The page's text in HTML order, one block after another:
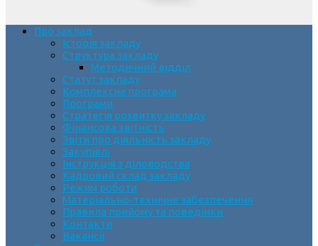
Про заклад
Історія закладу
Структура закладу
Методичний відділ
Статут закладу
Комплексна програма
Програми
Стратегія розвитку закладу
Фінансова звітність
Звіти про діяльність закладу
Закупівлі
Інструкція з діловодства
Кадровий склад закладу
Режим роботи
Матеріально-технічне забезпечення
Правила прийому та поведінки
Контакти
Вакансії